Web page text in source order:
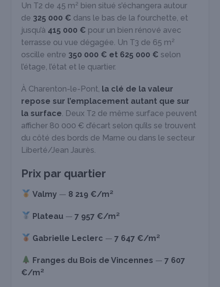
Un T2 de 45 m² bien situé s’échangera autour
de 325 000 € dans le bas de la fourchette, et
jusqu’à 415 000 € pour un bien rénové avec
terrasse ou vue dégagée. Un T3 de 65 m²
oscille entre 350 000 € et 625 000 € selon
l’étage, l’état et le quartier.
À Charenton-le-Pont, la clé de la valeur
repose sur l’emplacement autant que sur
la surface . Deux T2 de même surface peuvent
afficher 80 000 € d’écart selon qu’ils se trouvent
du côté des bords de Marne ou dans le secteur
Liberté/Jean Jaurès.
Prix par quartier
Valmy — 8 219 €/m²
Plateau— 7 957 €/m²
Gabrielle Leclerc — 7 647 €/m²
Franges du Bois de Vincennes — 7 607
€/m²